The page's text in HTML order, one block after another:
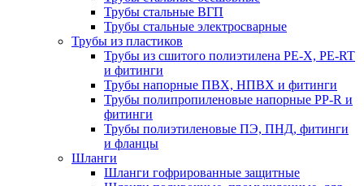
Трубы стальные ВГП
Трубы стальные электросварные
Трубы из пластиков
Трубы из сшитого полиэтилена PE-X, PE-RT
и фитинги
Трубы напорные ПВХ, НПВХ и фитинги
Трубы полипропиленовые напорные PP-R и
фитинги
Трубы полиэтиленовые ПЭ, ПНД, фитинги
и фланцы
Шланги
Шланги гофрированные защитные